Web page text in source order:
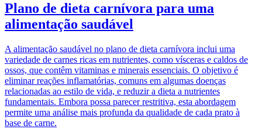
Plano de dieta carnívora para uma
alimentação saudável
A alimentação saudável no plano de dieta carnívora inclui uma
variedade de carnes ricas em nutrientes, como vísceras e caldos de
ossos, que contêm vitaminas e minerais essenciais. O objetivo é
eliminar reações inflamatórias, comuns em algumas doenças
relacionadas ao estilo de vida, e reduzir a dieta a nutrientes
fundamentais. Embora possa parecer restritiva, esta abordagem
permite uma análise mais profunda da qualidade de cada prato à
base de carne.